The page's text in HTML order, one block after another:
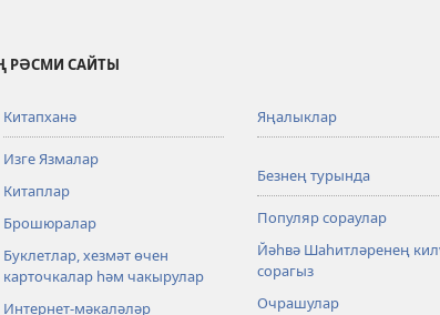
РӘСМИ САЙТЫ
Китапханә
Изге Язмалар
Китаплар
Брошюралар
Буклетлар, хезмәт өчен
карточкалар һәм чакырулар
Интернет-мәкаләләр
Яңалыклар
Безнең турында
Популяр сораулар
Йәһвә Шаһитләренең
сорагыз
Очрашулар